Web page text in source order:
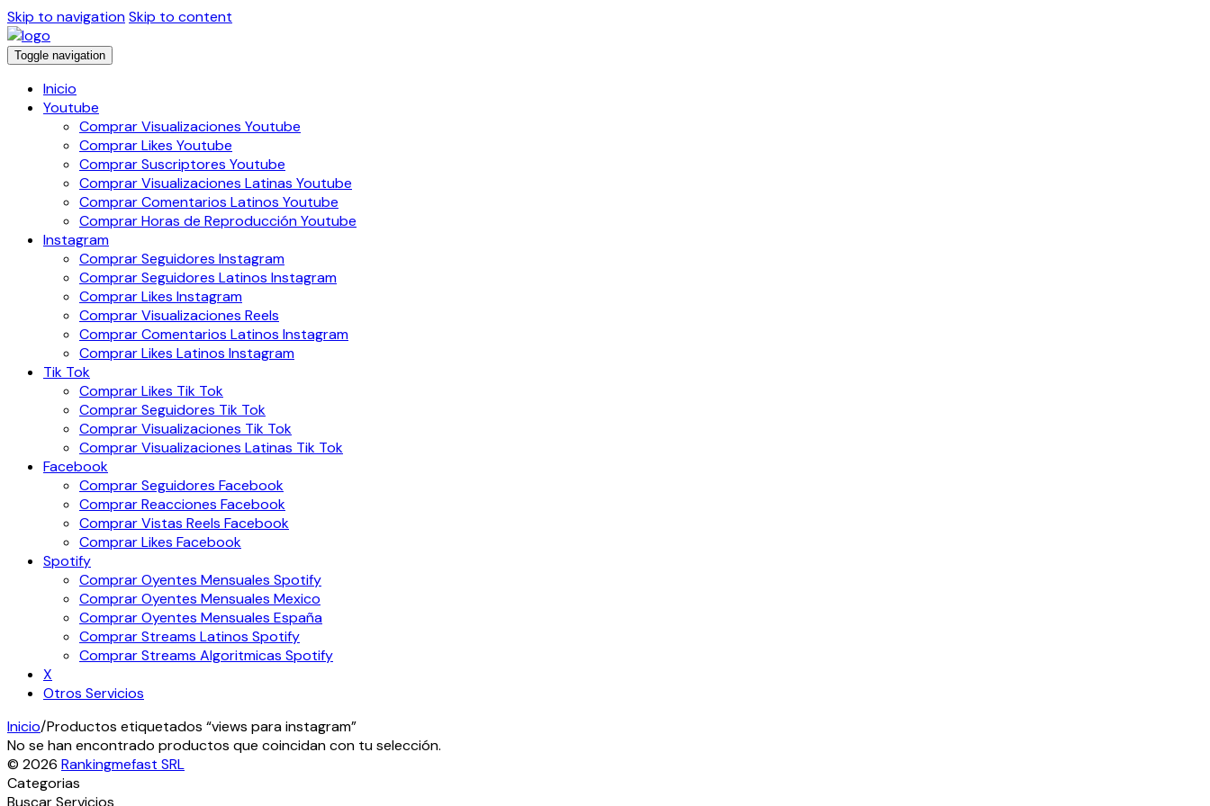
Skip to navigationSkip to content
Toggle navigation
Inicio
Youtube
Comprar Visualizaciones Youtube
Comprar Likes Youtube
Comprar Suscriptores Youtube
Comprar Visualizaciones Latinas Youtube
Comprar Comentarios Latinos Youtube
Comprar Horas de Reproducción Youtube
Instagram
Comprar Seguidores Instagram
Comprar Seguidores Latinos Instagram
Comprar Likes Instagram
Comprar Visualizaciones Reels
Comprar Comentarios Latinos Instagram
Comprar Likes Latinos Instagram
Tik Tok
Comprar Likes Tik Tok
Comprar Seguidores Tik Tok
Comprar Visualizaciones Tik Tok
Comprar Visualizaciones Latinas Tik Tok
Facebook
Comprar Seguidores Facebook
Comprar Reacciones Facebook
Comprar Vistas Reels Facebook
Comprar Likes Facebook
Spotify
Comprar Oyentes Mensuales Spotify
Comprar Oyentes Mensuales Mexico
Comprar Oyentes Mensuales España
Comprar Streams Latinos Spotify
Comprar Streams Algoritmicas Spotify
X
Otros Servicios
Inicio/Productos etiquetados “views para instagram”
No se han encontrado productos que coincidan con tu selección.
© 2026 Rankingmefast SRL
Categorias
Buscar Servicios